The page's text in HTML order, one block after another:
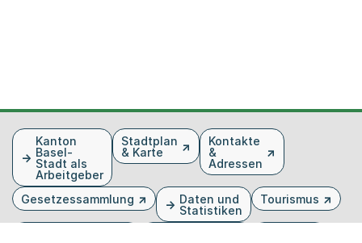
FusszeileKanton
Basel-
Stadt als
Arbeitgeber
Stadtplan
& Karte
Kontakte
&
Adressen
Gesetzessammlung
Daten und
Statistiken
Tourismus